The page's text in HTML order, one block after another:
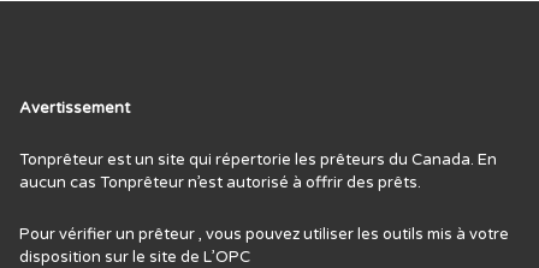
Avertissement
Tonprêteur est un site qui répertorie les prêteurs du Canada. En
aucun cas Tonprêteur n’est autorisé à offrir des prêts.
Pour vérifier un prêteur , vous pouvez utiliser les outils mis à votre
disposition sur le site de L’OPC